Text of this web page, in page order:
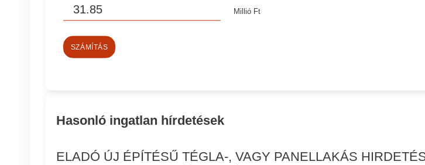
Millió Ft
SZÁMÍTÁS
Hasonló ingatlan hírdetések
ELADÓ ÚJ ÉPÍTÉSŰ TÉGLA-, VAGY PANELLAKÁS